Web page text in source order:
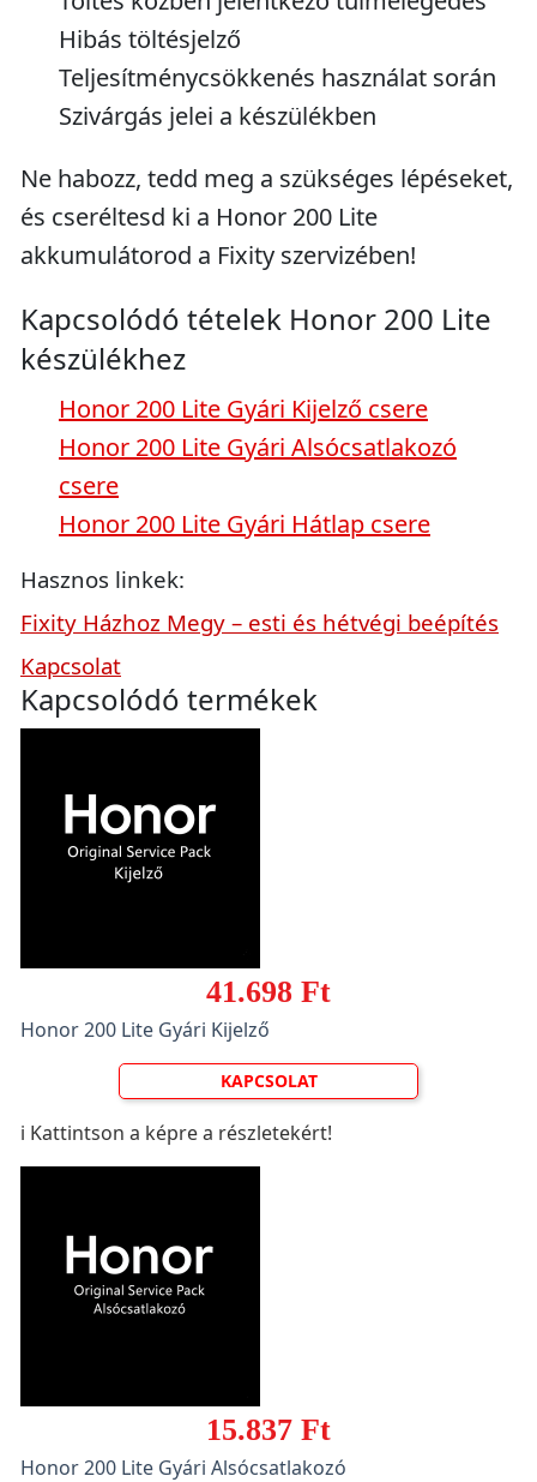
Hibás töltésjelző
Teljesítménycsökkenés használat során
Szivárgás jelei a készülékben
Ne habozz, tedd meg a szükséges lépéseket,
és cseréltesd ki a Honor 200 Lite
akkumulátorod a Fixity szervizében!
Kapcsolódó tételek Honor 200 Lite
készülékhez
Honor 200 Lite Gyári Kijelző csere
Honor 200 Lite Gyári Alsócsatlakozó
csere
Honor 200 Lite Gyári Hátlap csere
Hasznos linkek:
Fixity Házhoz Megy – esti és hétvégi beépítés
Kapcsolat
Kapcsolódó termékek
41.698 Ft
Honor 200 Lite Gyári Kijelző
KAPCSOLAT
ℹ️ Kattintson a képre a részletekért!
15.837 Ft
Honor 200 Lite Gyári Alsócsatlakozó